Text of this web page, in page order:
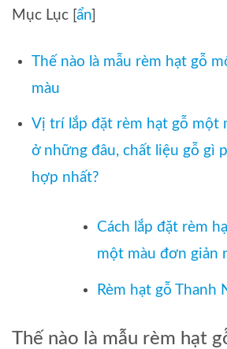
Mục Lục [ẩn]
Thế nào là mẫu rèm hạt gỗ
màu
Vị trí lắp đặt rèm hạt gỗ một
ở những đâu, chất liệu gỗ gì
hợp nhất?
Cách lắp đặt rèm
một màu đơn giản
Rèm hạt gỗ Thanh
Thế nào là mẫu rèm hạt